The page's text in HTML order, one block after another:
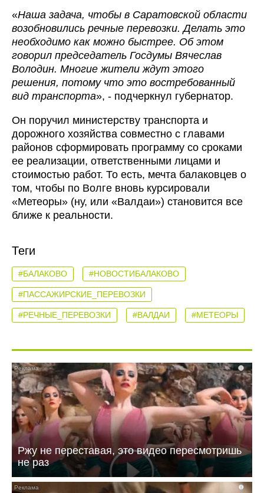
«Наша задача, чтобы в Саратовской области
возобновились речные перевозки. Делать это
необходимо как можно быстрее. Об этом
говорил председатель Госдумы Вячеслав
Володин. Многие жители ждут этого
решения, потому что это востребованный
вид транспорта», - подчеркнул губернатор.
Он поручил министерству транспорта и
дорожного хозяйства совместно с главами
районов сформировать программу со сроками
ее реализации, ответственными лицами и
стоимостью работ. То есть, мечта балаковцев о
том, чтобы по Волге вновь курсировали
«Метеоры» (ну, или «Валдаи») становится все
ближе к реальности.
Теги
#БАЛАКОВО #НОВОСТИБАЛАКОВО
#ПАССАЖИРСКИЕ_ПЕРЕВОЗКИ
#РЕЧНЫЕ_ПЕРЕВОЗКИ #ВАЛДАИ #МЕТЕОРЫ
i
Ржу не переставая, это видео пересмотришь
не раз
i